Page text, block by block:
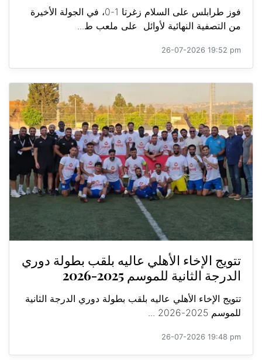
فوز طرابلس على السلام زغرتا 1-0، في الجولة الأخيرة
من التصفية النهائية لأوائل على ملعب ط...
26-07-2026 19:52 pm
تتويج الإخاء الأهلي عاليه بلقب بطولة دوري
الدرجة الثانية للموسم 2025-2026
تتويج الإخاء الأهلي عاليه بلقب بطولة دوري الدرجة الثانية
للموسم 2025-2026 ...
26-07-2026 19:48 pm